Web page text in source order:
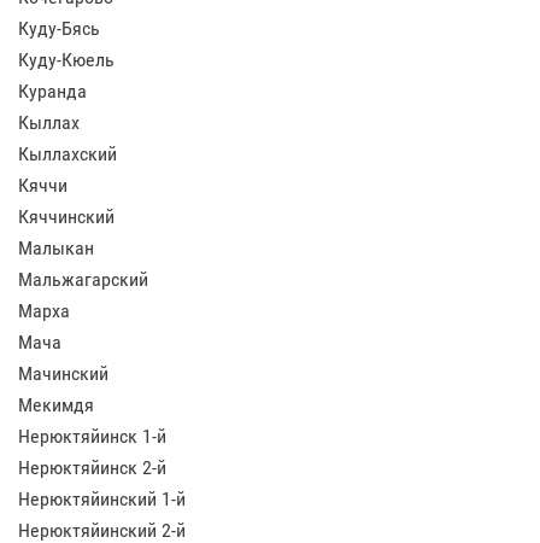
Куду-Бясь
Куду-Кюель
Куранда
Кыллах
Кыллахский
Кяччи
Кяччинский
Малыкан
Мальжагарский
Марха
Мача
Мачинский
Мекимдя
Нерюктяйинск 1-й
Нерюктяйинск 2-й
Нерюктяйинский 1-й
Нерюктяйинский 2-й